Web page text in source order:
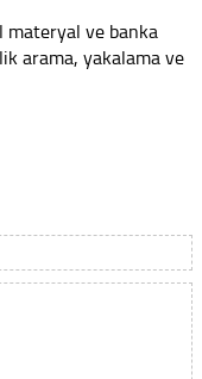
materyal ve banka
arama, yakalama ve